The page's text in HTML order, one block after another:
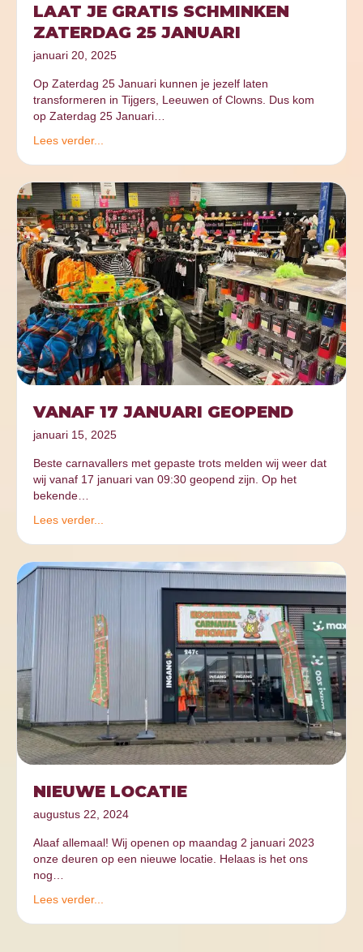
LAAT JE GRATIS SCHMINKEN
ZATERDAG 25 JANUARI
januari 20, 2025
Op Zaterdag 25 Januari kunnen je jezelf laten
transformeren in Tijgers, Leeuwen of Clowns. Dus kom
op Zaterdag 25 Januari…
Lees verder...
VANAF 17 JANUARI GEOPEND
januari 15, 2025
Beste carnavallers met gepaste trots melden wij weer dat
wij vanaf 17 januari van 09:30 geopend zijn. Op het
bekende…
Lees verder...
NIEUWE LOCATIE
augustus 22, 2024
Alaaf allemaal! Wij openen op maandag 2 januari 2023
onze deuren op een nieuwe locatie. Helaas is het ons
nog…
Lees verder...